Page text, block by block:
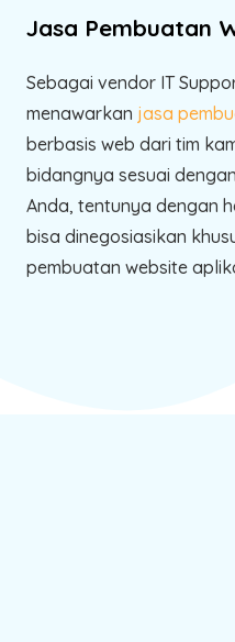
Jasa Pembuatan
Sebagai vendor IT
menawarkan jasa
berbasis web dari tim
bidangnya sesuai
Anda, tentunya dengan
bisa dinegosiasikan
pembuatan website